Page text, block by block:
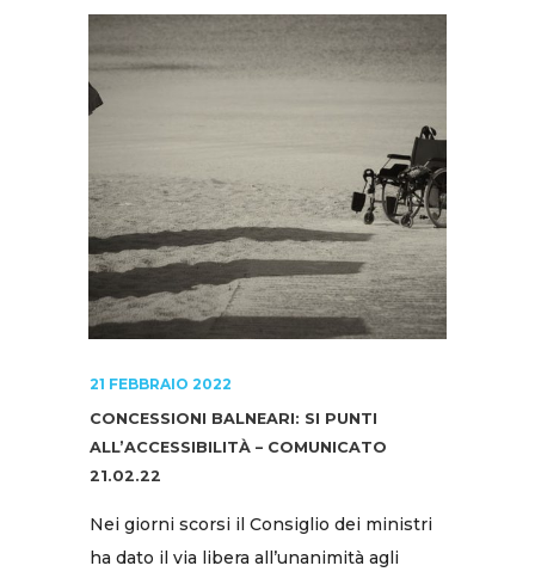
21 FEBBRAIO 2022
CONCESSIONI BALNEARI: SI PUNTI
ALL’ACCESSIBILITÀ – COMUNICATO
21.02.22
Nei giorni scorsi il Consiglio dei ministri
ha dato il via libera all’unanimità agli